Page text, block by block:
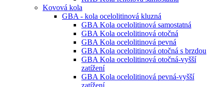
Kovová kola
GBA - kola ocelolitinová kluzná
GBA Kola ocelolitinová samostatná
GBA Kola ocelolitinová otočná
GBA Kola ocelolitinová pevná
GBA Kola ocelolitinová otočná s brzdou
GBA Kola ocelolitinová otočná-vyšší
zatížení
GBA Kola ocelolitinová pevná-vyšší
zatížení